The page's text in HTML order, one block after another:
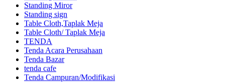
Standing Miror
Standing sign
Table Cloth,Taplak Meja
Table Cloth/ Taplak Meja
TENDA
Tenda Acara Perusahaan
Tenda Bazar
tenda cafe
Tenda Campuran/Modifikasi